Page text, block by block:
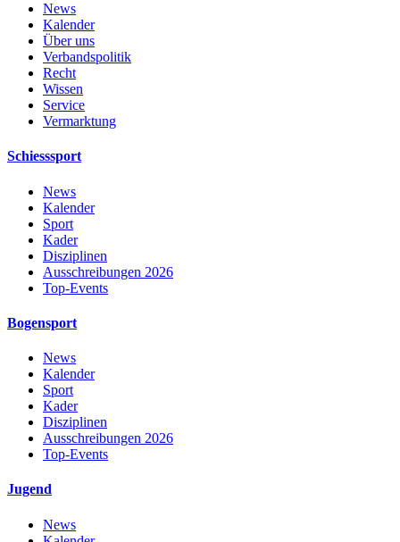
News
Kalender
Über uns
Verbandspolitik
Recht
Wissen
Service
Vermarktung
Schiesssport
News
Kalender
Sport
Kader
Disziplinen
Ausschreibungen 2026
Top-Events
Bogensport
News
Kalender
Sport
Kader
Disziplinen
Ausschreibungen 2026
Top-Events
Jugend
News